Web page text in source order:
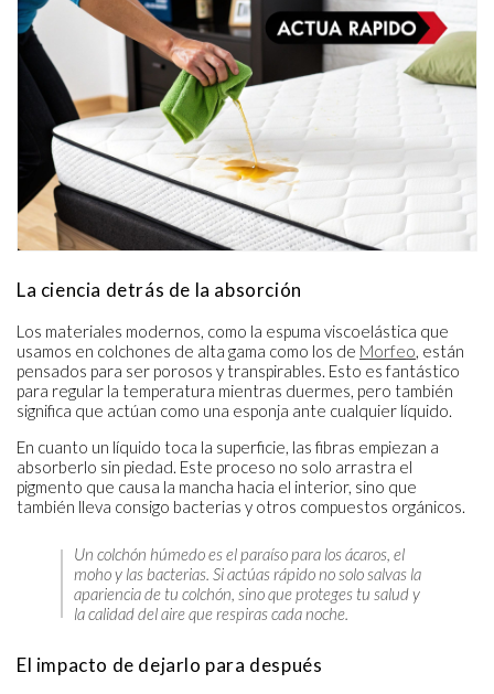
La ciencia detrás de la absorción
Los materiales modernos, como la espuma viscoelástica que
usamos en colchones de alta gama como los de Morfeo , están
pensados para ser porosos y transpirables. Esto es fantástico
para regular la temperatura mientras duermes, pero también
significa que actúan como una esponja ante cualquier líquido.
En cuanto un líquido toca la superficie, las fibras empiezan a
absorberlo sin piedad. Este proceso no solo arrastra el
pigmento que causa la mancha hacia el interior, sino que
también lleva consigo bacterias y otros compuestos orgánicos.
Un colchón húmedo es el paraíso para los ácaros, el
moho y las bacterias. Si actúas rápido no solo salvas la
apariencia de tu colchón, sino que proteges tu salud y
la calidad del aire que respiras cada noche.
El impacto de dejarlo para después